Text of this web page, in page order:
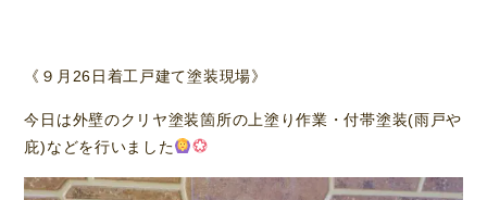
《９月26日着工戸建て塗装現場》
今日は外壁のクリヤ塗装箇所の上塗り作業・付帯塗装(雨戸や
庇)などを行いました